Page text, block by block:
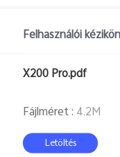
Felhasználói
X200 Pro.pdf
Fájlméret : 4.2M
Letöltés